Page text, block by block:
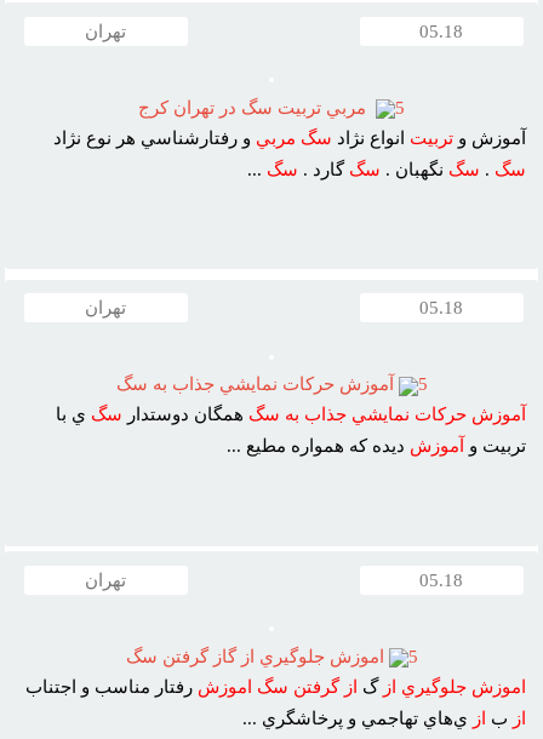
05.18 تهران
5
مربي تربيت سگ در تهران کرج
آموزش وتربيت انواع نژاد سگ مربي و رفتارشناسي هر نوع نژاد
سگ . سگ نگهبان . سگ گارد . سگ ...
05.18 تهران
5
آموزش حرکات نمايشي جذاب به سگ
آموزش حرکات نمايشي جذاب به سگ همگان دوستدار سگ ي با
تربيت و
آموزش ديده که همواره مطيع ...
05.18 تهران
5
اموزش جلوگيري از گاز گرفتن سگ
اموزش جلوگيري از گ از گرفتن سگ اموزش رفتار مناسب و اجتناب
از ب از ي‌هاي تهاجمي و پرخاشگري ...